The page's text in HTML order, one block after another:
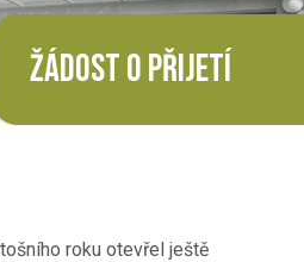
ŽÁDOST O PŘIJETÍ
roku otevřel ještě